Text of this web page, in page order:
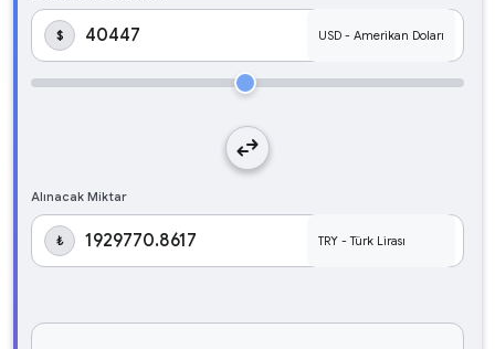
$
swap_horiz
Alınacak Miktar
₺